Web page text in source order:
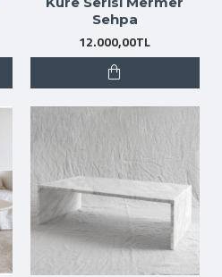
Sehpa
12.000,00TL